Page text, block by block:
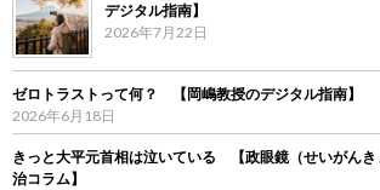
デジタル指南】
2026年7月22日
ゼロトラストって何？ 【岡嶋教授のデジタル指南】
2026年6月18日
きっと大平元首相は泣いている 【政眼鏡（せいがんき
治コラム】